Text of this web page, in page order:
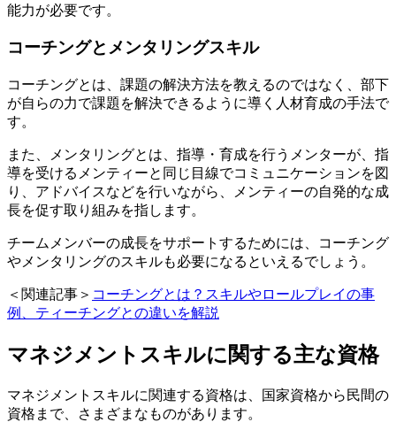
能力が必要です。
コーチングとメンタリングスキル
コーチングとは、課題の解決方法を教えるのではなく、部下
が自らの力で課題を解決できるように導く人材育成の手法で
す。
また、メンタリングとは、指導・育成を行うメンターが、指
導を受けるメンティーと同じ目線でコミュニケーションを図
り、アドバイスなどを行いながら、メンティーの自発的な成
長を促す取り組みを指します。
チームメンバーの成長をサポートするためには、コーチング
やメンタリングのスキルも必要になるといえるでしょう。
＜関連記事＞ コーチングとは？スキルやロールプレイの事
例、ティーチングとの違いを解説
マネジメントスキルに関する主な資格
マネジメントスキルに関連する資格は、国家資格から民間の
資格まで、さまざまなものがあります。